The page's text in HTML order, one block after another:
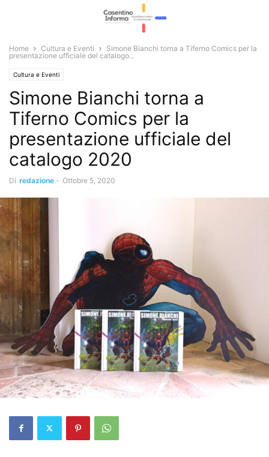
Home Cultura e Eventi
Simone Bianchi torna a Tiferno Comics per la
presentazione ufficiale del catalogo...
Cultura e Eventi
Simone Bianchi torna a
Tiferno Comics per la
presentazione ufficiale del
catalogo 2020
Di redazione - Ottobre 5, 2020